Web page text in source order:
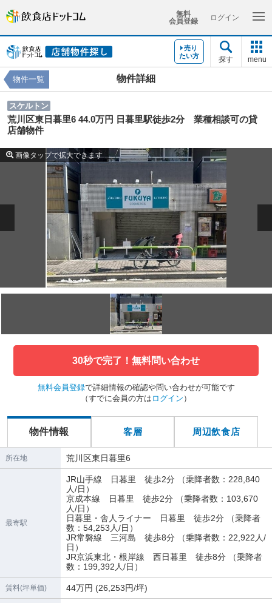
無料
会員登録
ログイン
売り
たい方
探す menu
物件詳細
物件一覧
スケルトン
荒川区東日暮里6 44.0万円 日暮里駅徒歩2分 業種相談可の貸
店舗物件
画像タップで拡大できます
30秒で完了！無料問い合わせ
無料会員登録で詳細情報の確認や問い合わせが可能です
（すでに会員の方は ログイン ）
物件情報 客層 周辺飲食店
所在地 荒川区東日暮里6
最寄駅
JR山手線 日暮里 徒歩2分 （乗降者数：228,840
人/日）
京成本線 日暮里 徒歩2分 （乗降者数：103,670
人/日）
日暮里・舎人ライナー 日暮里 徒歩2分 （乗降者
数：54,253人/日）
JR常磐線 三河島 徒歩8分 （乗降者数：22,922人/
日）
JR京浜東北・根岸線 西日暮里 徒歩8分 （乗降者
数：199,392人/日）
賃料(坪単価) 44万円 (26,253円/坪)